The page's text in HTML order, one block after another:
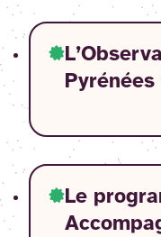
Le